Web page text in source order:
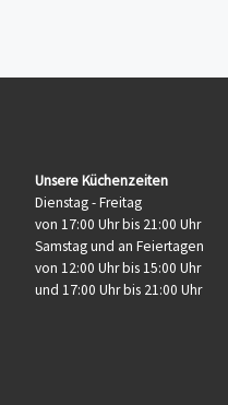
Unsere Küchenzeiten
Dienstag - Freitag
von 17:00 Uhr bis 21:00 Uhr
Samstag und an Feiertagen
von 12:00 Uhr bis 15:00 Uhr
und 17:00 Uhr bis 21:00 Uhr